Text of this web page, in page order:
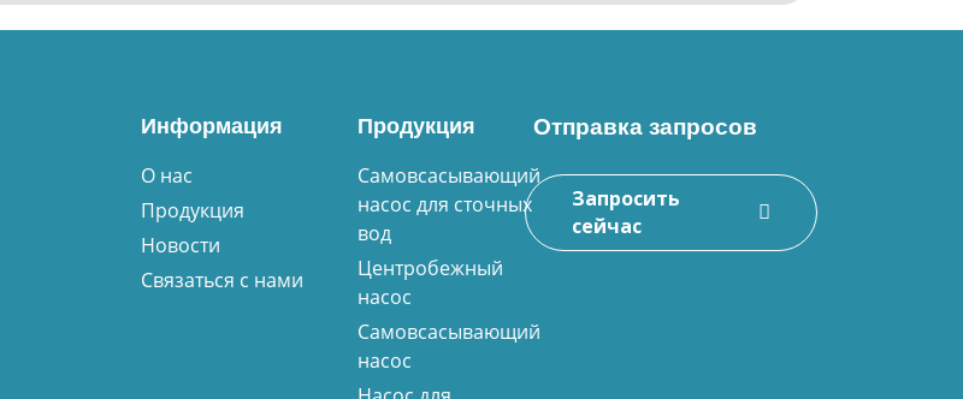
Информация
О нас
Продукция
Новости
Связаться с нами
Продукция
Самовсасывающий
насос для сточных
вод
Центробежный
насос
Самовсасывающий
насос
Отправка запросов
Запросить
сейчас